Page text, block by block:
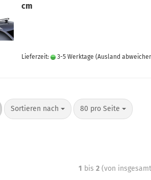
cm
Lieferzeit: 3-5 Werktage (Ausland
Sortieren nach 80 pro Seite
1 bis2 (von